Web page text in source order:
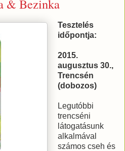
& Bezinka
Tesztelés
időpontja:
2015.
augusztus 30.,
Trencsén
(dobozos)
Legutóbbi
trencséni
látogatásunk
alkalmával
számos cseh és